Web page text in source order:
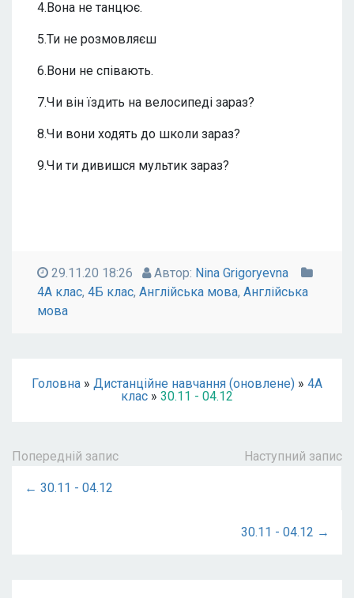
4.Вона не танцює.
5.Ти не розмовляєш
6.Вони не співають.
7.Чи він їздить на велосипеді зараз?
8.Чи вони ходять до школи зараз?
9.Чи ти дивишся мультик зараз?
29.11.20 18:26 Автор: Nina Grigoryevna
4А клас, 4Б клас, Англійська мова, Англійська
мова
Головна » Дистанційне навчання (оновлене) » 4А
клас » 30.11 - 04.12
Попередній запис Наступний запис
← 30.11 - 04.12
30.11 - 04.12 →